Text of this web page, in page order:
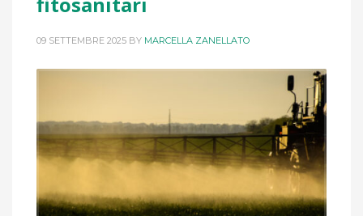
09 SETTEMBRE 2025 BY MARCELLA ZANELLATO